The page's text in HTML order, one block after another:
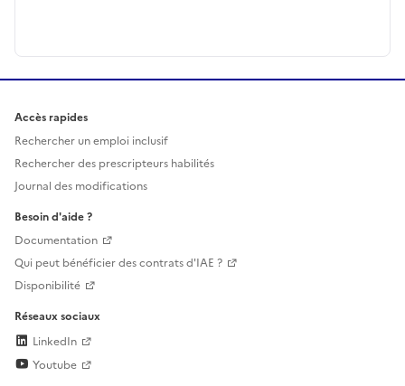
Accès rapides
Rechercher un emploi inclusif
Rechercher des prescripteurs habilités
Journal des modifications
Besoin d'aide ?
Documentation
Qui peut bénéficier des contrats d'IAE ?
Disponibilité
Réseaux sociaux
LinkedIn
Youtube